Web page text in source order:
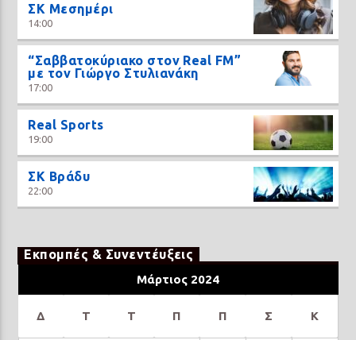
ΣΚ Μεσημέρι
14:00
“Σαββατοκύριακο στον Real FM”
με τον Γιώργο Στυλιανάκη
17:00
Real Sports
19:00
ΣΚ Βράδυ
22:00
Εκπομπές & Συνεντέυξεις
Μάρτιος 2024
Δ Τ Τ Π Π Σ Κ